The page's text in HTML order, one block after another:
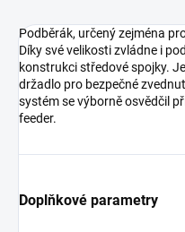
Podběrák, určený zejména
Díky své velikosti zvládne i
konstrukci středové spojky.
držadlo pro bezpečné
systém se výborně osvědčil
feeder.
Doplňkové parametry